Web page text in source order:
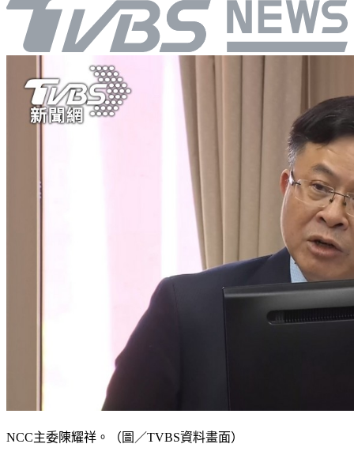
NCC主委陳耀祥。（圖／TVBS資料畫面）